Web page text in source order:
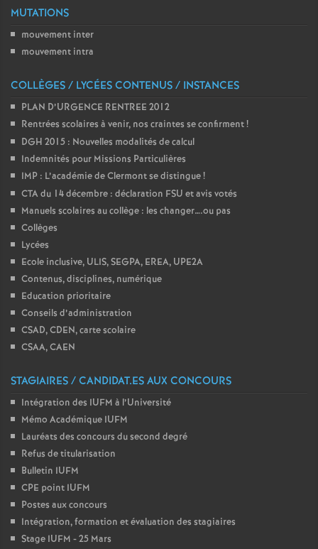
r
MUTATIONS
mouvement inter
mouvement intra
COLLÈGES / LYCÉES CONTENUS / INSTANCES
PLAN D’URGENCE RENTREE 2012
Rentrées scolaires à venir, nos craintes se confirment!
DGH 2015 : Nouvelles modalités de calcul
Indemnités pour Missions Particulières
IMP : L’académie de Clermont se distingue!
CTA du 14 décembre : déclaration FSU et avis votés
Manuels scolaires au collège : les changer….ou pas
Collèges
Lycées
Ecole inclusive, ULIS, SEGPA, EREA, UPE2A
Contenus, disciplines, numérique
Education prioritaire
Conseils d’administration
CSAD, CDEN, carte scolaire
CSAA, CAEN
STAGIAIRES / CANDIDAT.ES AUX CONCOURS
Intégration des IUFM à l’Université
Mémo Académique IUFM
Lauréats des concours du second degré
Refus de titularisation
Bulletin IUFM
CPE point IUFM
Postes aux concours
Intégration, formation et évaluation des stagiaires
Stage IUFM - 25 Mars